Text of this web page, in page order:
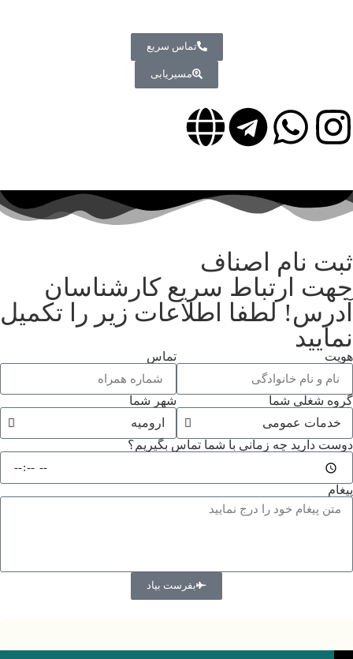
تماس سریع
مسیریابی
ثبت نام اصناف
جهت ارتباط سریع کارشناسان
آدرس! لطفا اطلاعات زیر را تکمیل
نمایید
هویت تماس
گروه شغلی شما شهر شما
دوست دارید چه زمانی با شما تماس بگیریم؟
پیغام
بفرست بیاد